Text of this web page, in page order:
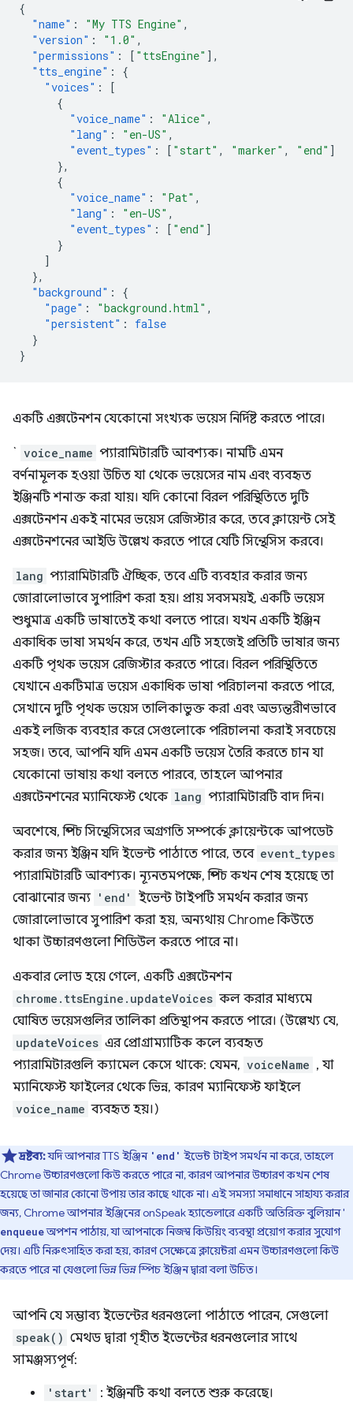
{
"name" : "My TTS Engine" ,
"version" : "1.0" ,
"permissions" : [ "ttsEngine" ],
"tts_engine" :
{
"voices" :
[
{
"voice_name" : "Alice" ,
"lang" : "en-US" ,
"event_types" : [ "start" , "marker" , "end" ]
},
{
"voice_name" : "Pat" ,
"lang" : "en-US" ,
"event_types" : [ "end" ]
}
]
},
"background" :
{
"page" : "background.html" ,
"persistent" :
false
}
}
একটি এক্সটেনশন যেকোনো সংখ্যক ভয়েস নির্দিষ্ট করতে পারে।
` voice_name প্যারামিটারটি আবশ্যক। নামটি এমন
বর্ণনামূলক হওয়া উচিত যা থেকে ভয়েসের নাম এবং ব্যবহৃত
ইঞ্জিনটি শনাক্ত করা যায়। যদি কোনো বিরল পরিস্থিতিতে দুটি
এক্সটেনশন একই নামের ভয়েস রেজিস্টার করে, তবে ক্লায়েন্ট সেই
এক্সটেনশনের আইডি উল্লেখ করতে পারে যেটি সিন্থেসিস করবে।
lang প্যারামিটারটি ঐচ্ছিক, তবে এটি ব্যবহার করার জন্য
জোরালোভাবে সুপারিশ করা হয়। প্রায় সবসময়ই, একটি ভয়েস
শুধুমাত্র একটি ভাষাতেই কথা বলতে পারে। যখন একটি ইঞ্জিন
একাধিক ভাষা সমর্থন করে, তখন এটি সহজেই প্রতিটি ভাষার জন্য
একটি পৃথক ভয়েস রেজিস্টার করতে পারে। বিরল পরিস্থিতিতে
যেখানে একটিমাত্র ভয়েস একাধিক ভাষা পরিচালনা করতে পারে,
সেখানে দুটি পৃথক ভয়েস তালিকাভুক্ত করা এবং অভ্যন্তরীণভাবে
একই লজিক ব্যবহার করে সেগুলোকে পরিচালনা করাই সবচেয়ে
সহজ। তবে, আপনি যদি এমন একটি ভয়েস তৈরি করতে চান যা
যেকোনো ভাষায় কথা বলতে পারবে, তাহলে আপনার
এক্সটেনশনের ম্যানিফেস্ট থেকে lang প্যারামিটারটি বাদ দিন।
অবশেষে, স্পিচ সিন্থেসিসের অগ্রগতি সম্পর্কে ক্লায়েন্টকে আপডেট
করার জন্য ইঞ্জিন যদি ইভেন্ট পাঠাতে পারে, তবে event_types
প্যারামিটারটি আবশ্যক। ন্যূনতমপক্ষে, স্পিচ কখন শেষ হয়েছে তা
বোঝানোর জন্য 'end'
ইভেন্ট টাইপটি সমর্থন করার জন্য
জোরালোভাবে সুপারিশ করা হয়, অন্যথায় Chrome কিউতে
থাকা উচ্চারণগুলো শিডিউল করতে পারে না।
একবার লোড হয়ে গেলে, একটি এক্সটেনশন
chrome.ttsEngine.updateVoices কল করার মাধ্যমে
ঘোষিত ভয়েসগুলির তালিকা প্রতিস্থাপন করতে পারে। (উল্লেখ্য যে,
updateVoices এর প্রোগ্রাম্যাটিক কলে ব্যবহৃত
প্যারামিটারগুলি ক্যামেল কেসে থাকে: যেমন, voiceName , যা
ম্যানিফেস্ট ফাইলের থেকে ভিন্ন, কারণ ম্যানিফেস্ট ফাইলে
voice_name ব্যবহৃত হয়।)
দ্রষ্টব্য:যদি আপনার TTS ইঞ্জিন 'end' ইভেন্ট টাইপ সমর্থন না করে, তাহলে
Chrome উচ্চারণগুলো কিউ করতে পারে না, কারণ আপনার উচ্চারণ কখন শেষ
হয়েছে তা জানার কোনো উপায় তার কাছে থাকে না। এই সমস্যা সমাধানে সাহায্য করার
জন্য, Chrome আপনার ইঞ্জিনের onSpeak হ্যান্ডেলারে একটি অতিরিক্ত বুলিয়ান '
enqueueঅপশন পাঠায়, যা আপনাকে নিজস্ব কিউয়িং ব্যবস্থা প্রয়োগ করার সুযোগ
দেয়। এটি নিরুৎসাহিত করা হয়, কারণ সেক্ষেত্রে ক্লায়েন্টরা এমন উচ্চারণগুলো কিউ
করতে পারে না যেগুলো ভিন্ন ভিন্ন স্পিচ ইঞ্জিন দ্বারা বলা উচিত।
আপনি যে সম্ভাব্য ইভেন্টের ধরনগুলো পাঠাতে পারেন, সেগুলো
speak() মেথড দ্বারা গৃহীত ইভেন্টের ধরনগুলোর সাথে
সামঞ্জস্যপূর্ণ:
'start' : ইঞ্জিনটি কথা বলতে শুরু করেছে।